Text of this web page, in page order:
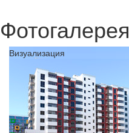
Фотогалерея
Визуализация